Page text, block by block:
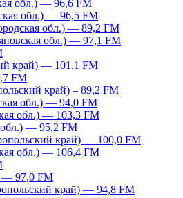
обл.) — 96,6 FM
обл.) — 96,5 FM
обл.) — 89,2 FM
обл.) — 97,1 FM
край) — 101,1 FM
FM
край) – 89,2 FM
обл.) — 94,0 FM
обл.) — 103,3 FM
— 95,2 FM
край) — 100,0 FM
обл.) — 106,4 FM
— 97,0 FM
край) — 94,8 FM